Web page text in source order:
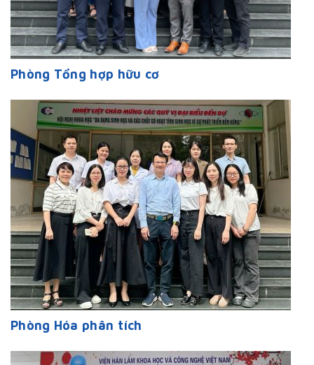
Phòng Tổng hợp hữu cơ
Phòng Hóa phân tích